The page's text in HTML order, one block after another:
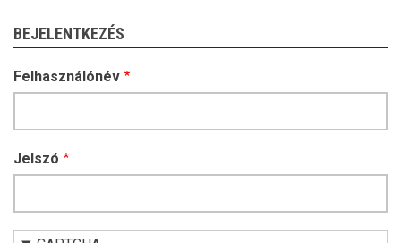
BEJELENTKEZÉS
Felhasználónév
Jelszó